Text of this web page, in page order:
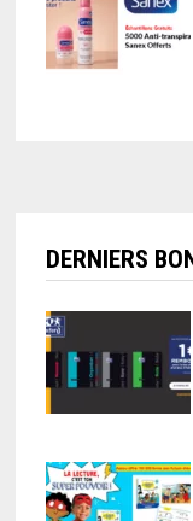
DERNIERS